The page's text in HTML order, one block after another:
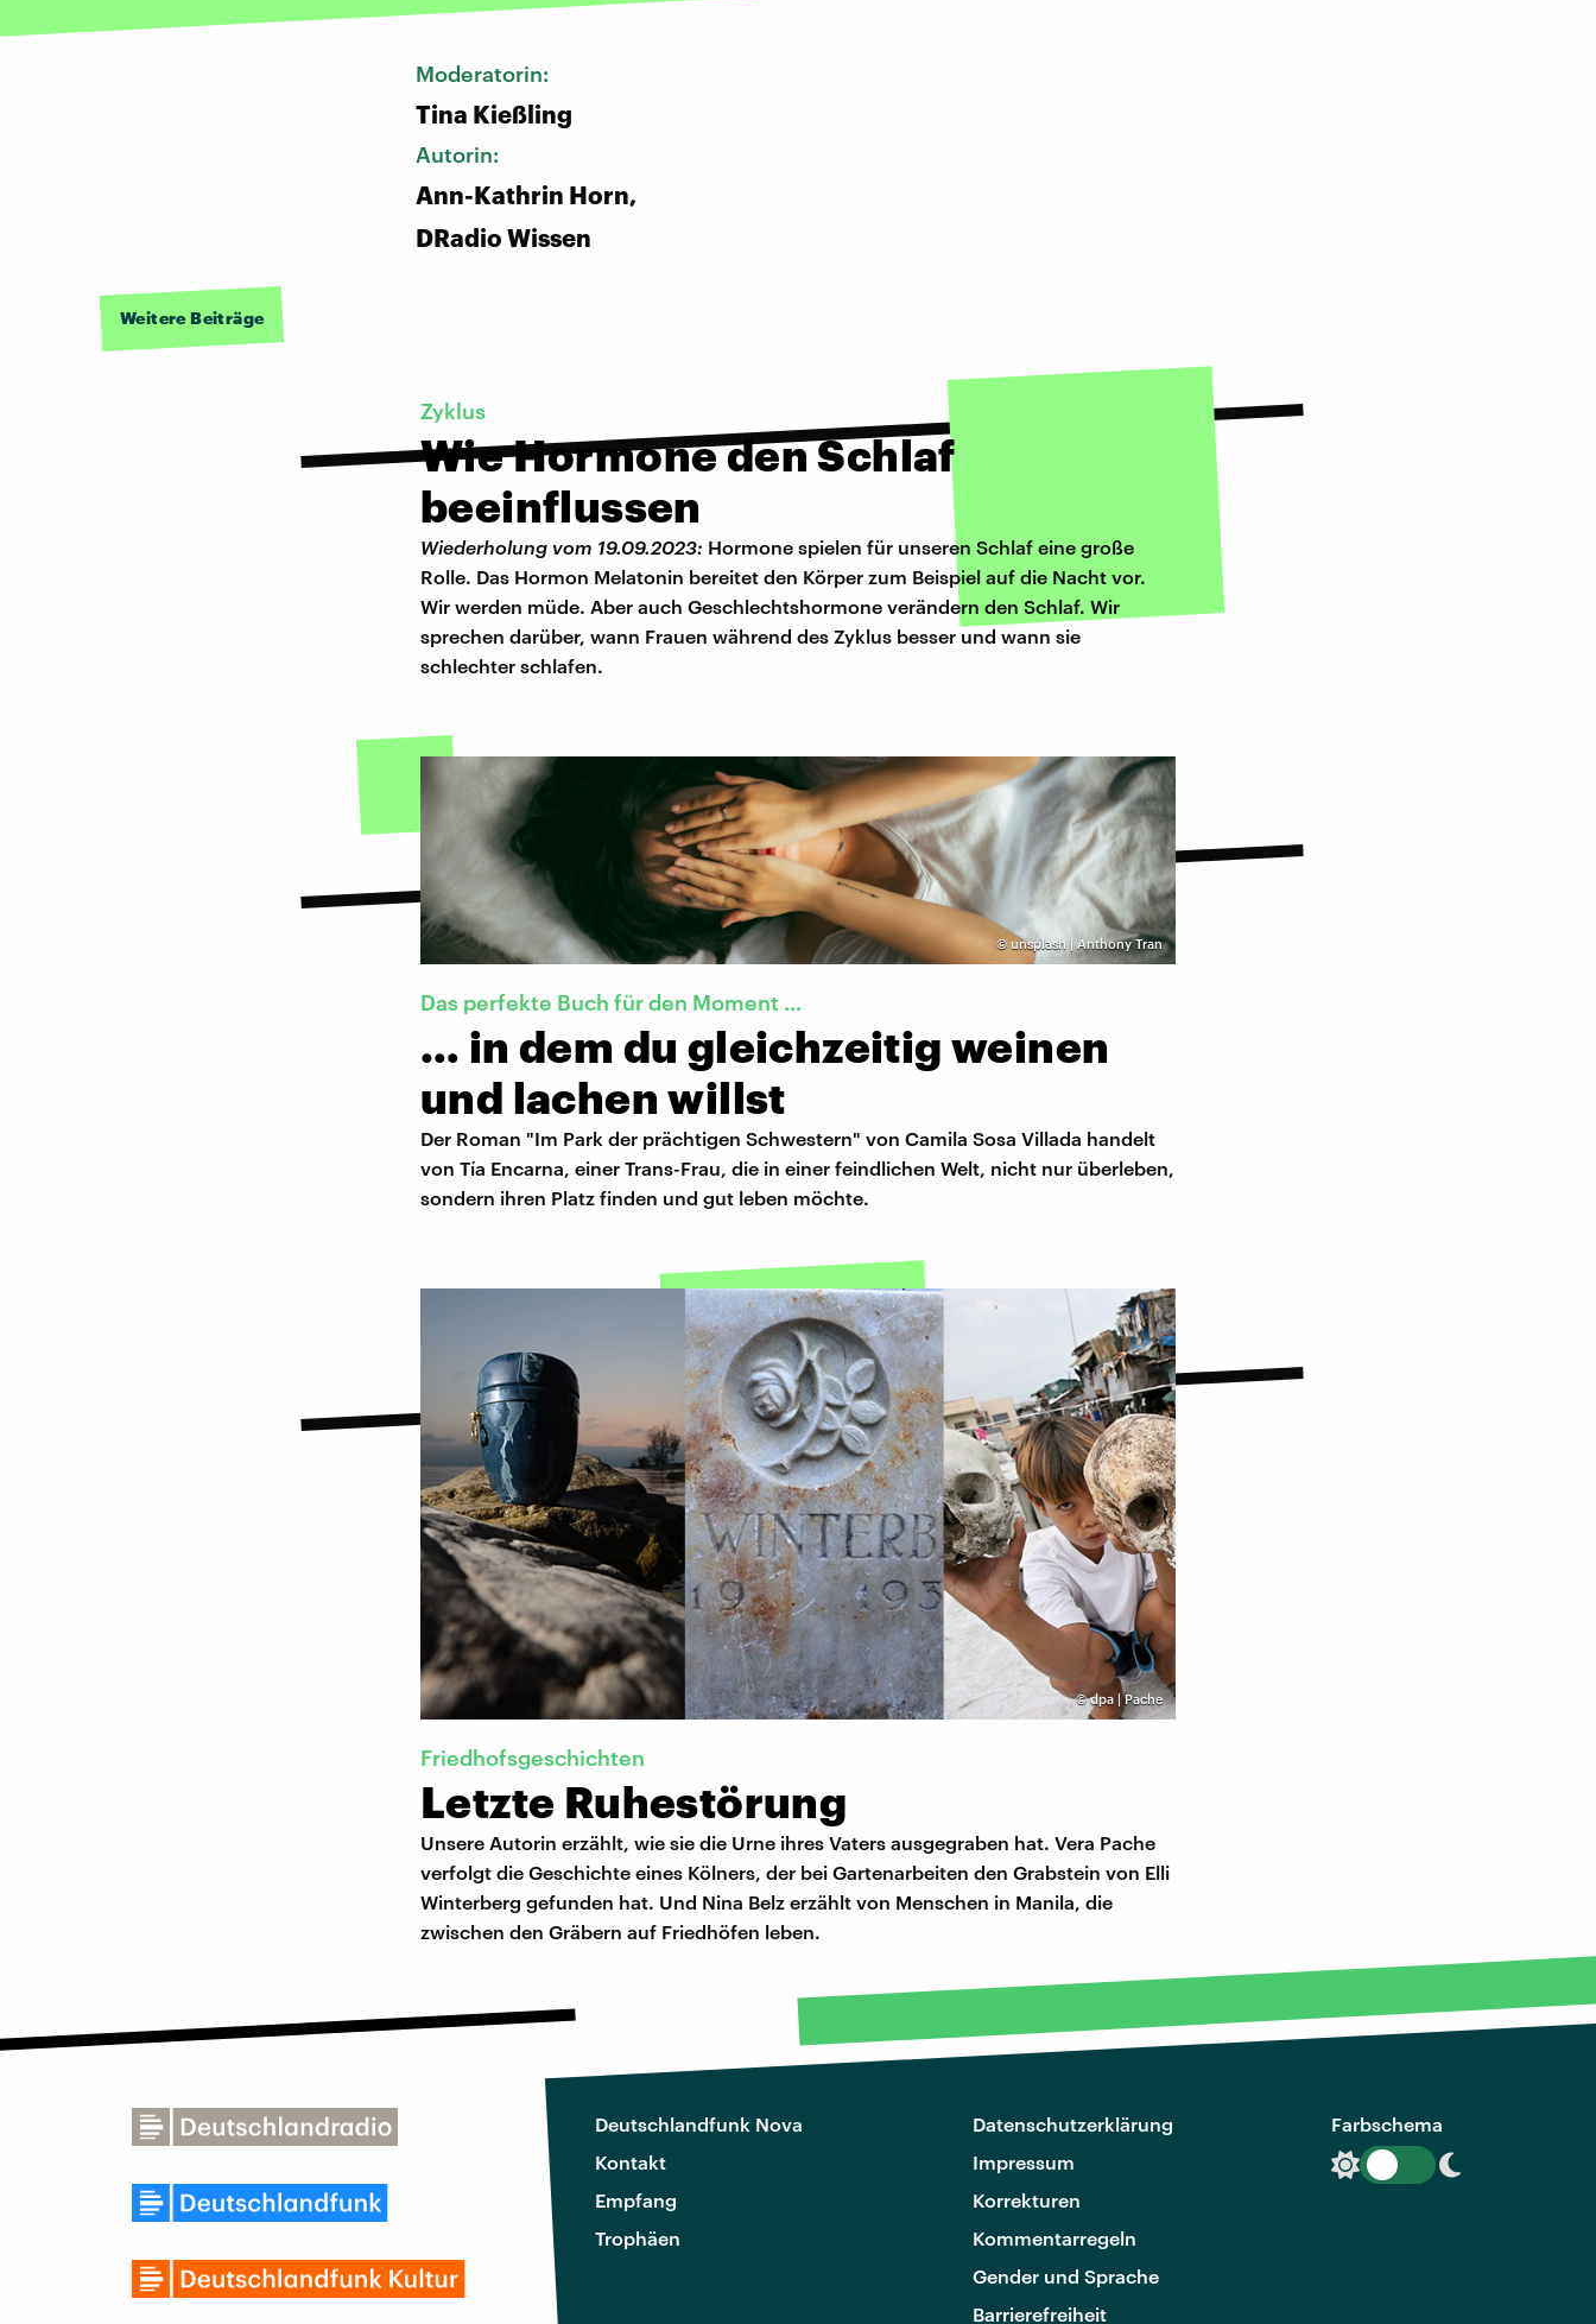
Moderatorin:
Tina Kießling
Autorin:
Ann-Kathrin Horn,
DRadio Wissen
Weitere Beiträge
Zyklus
Wie Hormone den Schlaf
beeinflussen
Wiederholung vom 19.09.2023: Hormone spielen für unseren Schlaf eine große
Rolle. Das Hormon Melatonin bereitet den Körper zum Beispiel auf die Nacht vor.
Wir werden müde. Aber auch Geschlechtshormone verändern den Schlaf. Wir
sprechen darüber, wann Frauen während des Zyklus besser und wann sie
schlechter schlafen.
© unsplash | Anthony Tran
Das perfekte Buch für den Moment …
… in dem du gleichzeitig weinen
und lachen willst
Der Roman "Im Park der prächtigen Schwestern" von Camila Sosa Villada handelt
von Tía Encarna, einer Trans-Frau, die in einer feindlichen Welt, nicht nur überleben,
sondern ihren Platz finden und gut leben möchte.
©dpa | Pache
Friedhofsgeschichten
Letzte Ruhestörung
Unsere Autorin erzählt, wie sie die Urne ihres Vaters ausgegraben hat. Vera Pache
verfolgt die Geschichte eines Kölners, der bei Gartenarbeiten den Grabstein von Elli
Winterberg gefunden hat. Und Nina Belz erzählt von Menschen in Manila, die
zwischen den Gräbern auf Friedhöfen leben.
Deutschlandfunk Nova
Kontakt
Empfang
Trophäen
Datenschutzerklärung
Impressum
Korrekturen
Kommentarregeln
Gender und Sprache
Barrierefreiheit
Farbschema